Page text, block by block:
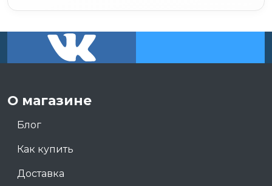
О магазине
Блог
Как купить
Доставка